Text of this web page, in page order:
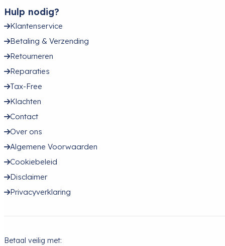
Hulp nodig?
Klantenservice
Betaling & Verzending
Retourneren
Reparaties
Tax-Free
Klachten
Contact
Over ons
Algemene Voorwaarden
Cookiebeleid
Disclaimer
Privacyverklaring
Betaal veilig met: